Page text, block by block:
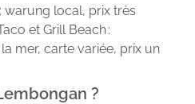
warung local, prix très
et Grill Beach :
mer, carte variée, prix un
?